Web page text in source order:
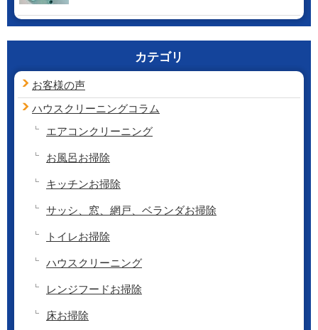
カテゴリ
お客様の声
ハウスクリーニングコラム
エアコンクリーニング
お風呂お掃除
キッチンお掃除
サッシ、窓、網戸、ベランダお掃除
トイレお掃除
ハウスクリーニング
レンジフードお掃除
床お掃除